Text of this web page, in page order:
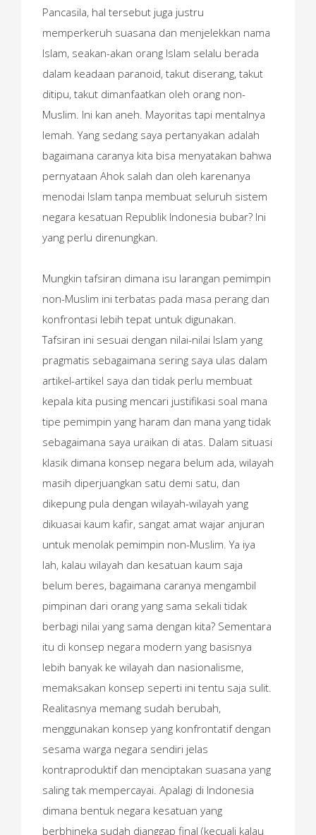
Pancasila, hal tersebut juga justru
memperkeruh suasana dan menjelekkan nama
Islam, seakan-akan orang Islam selalu berada
dalam keadaan paranoid, takut diserang, takut
ditipu, takut dimanfaatkan oleh orang non-
Muslim. Ini kan aneh. Mayoritas tapi mentalnya
lemah. Yang sedang saya pertanyakan adalah
bagaimana caranya kita bisa menyatakan bahwa
pernyataan Ahok salah dan oleh karenanya
menodai Islam tanpa membuat seluruh sistem
negara kesatuan Republik Indonesia bubar? Ini
yang perlu direnungkan.
Mungkin tafsiran dimana isu larangan pemimpin
non-Muslim ini terbatas pada masa perang dan
konfrontasi lebih tepat untuk digunakan.
Tafsiran ini sesuai dengan nilai-nilai Islam yang
pragmatis sebagaimana sering saya ulas dalam
artikel-artikel saya dan tidak perlu membuat
kepala kita pusing mencari justifikasi soal mana
tipe pemimpin yang haram dan mana yang tidak
sebagaimana saya uraikan di atas. Dalam situasi
klasik dimana konsep negara belum ada, wilayah
masih diperjuangkan satu demi satu, dan
dikepung pula dengan wilayah-wilayah yang
dikuasai kaum kafir, sangat amat wajar anjuran
untuk menolak pemimpin non-Muslim. Ya iya
lah, kalau wilayah dan kesatuan kaum saja
belum beres, bagaimana caranya mengambil
pimpinan dari orang yang sama sekali tidak
berbagi nilai yang sama dengan kita? Sementara
itu di konsep negara modern yang basisnya
lebih banyak ke wilayah dan nasionalisme,
memaksakan konsep seperti ini tentu saja sulit.
Realitasnya memang sudah berubah,
menggunakan konsep yang konfrontatif dengan
sesama warga negara sendiri jelas
kontraproduktif dan menciptakan suasana yang
saling tak mempercayai. Apalagi di Indonesia
dimana bentuk negara kesatuan yang
berbhineka sudah dianggap final (kecuali kalau